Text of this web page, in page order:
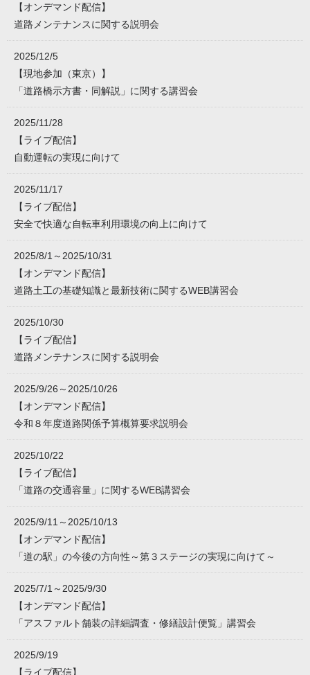
【オンデマンド配信】
道路メンテナンスに関する説明会
2025/12/5
【現地参加（東京）】
「道路橋示方書・同解説」に関する講習会
2025/11/28
【ライブ配信】
自動運転の実現に向けて
2025/11/17
【ライブ配信】
安全で快適な自転車利用環境の向上に向けて
2025/8/1～2025/10/31
【オンデマンド配信】
道路土工の基礎知識と最新技術に関するWEB講習会
2025/10/30
【ライブ配信】
道路メンテナンスに関する説明会
2025/9/26～2025/10/26
【オンデマンド配信】
令和８年度道路関係予算概算要求説明会
2025/10/22
【ライブ配信】
「道路の交通容量」に関するWEB講習会
2025/9/11～2025/10/13
【オンデマンド配信】
「道の駅」の今後の方向性～第３ステージの実現に向けて～
2025/7/1～2025/9/30
【オンデマンド配信】
「アスファルト舗装の詳細調査・修繕設計便覧」講習会
2025/9/19
【ライブ配信】